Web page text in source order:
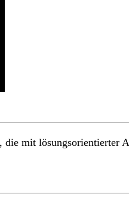
mit lösungsorientierter